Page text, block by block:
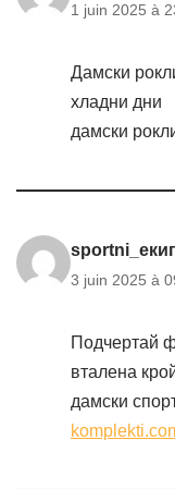
1 juin 2025 à
Дамски
хладни дни
дамски
3 juin 2025 à
Подчертай
вталена
дамски